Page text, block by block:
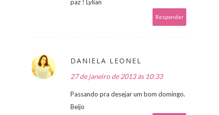
paz ! Lylian
Responder
DANIELA LEONEL
27 de janeiro de 2013 às 10:33
Passando pra desejar um bom domingo.
Beijo